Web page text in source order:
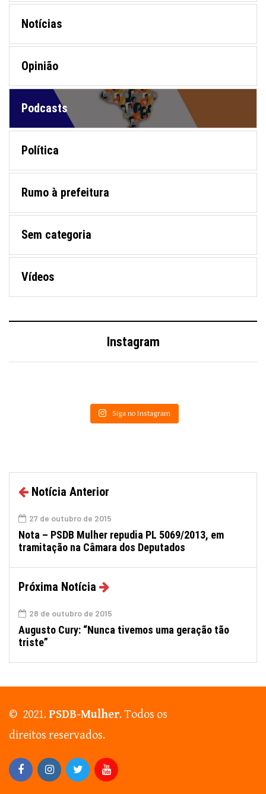
Notícias
Opinião
Podcasts
Política
Rumo à prefeitura
Sem categoria
Vídeos
Instagram
Siga no Instagram
Notícia Anterior
27 de outubro de 2015
Nota – PSDB Mulher repudia PL 5069/2013, em
tramitação na Câmara dos Deputados
Próxima Notícia
28 de outubro de 2015
Augusto Cury: “Nunca tivemos uma geração tão
triste”
© 2021.PSDB-Mulher. Todos os
direitos reservados.